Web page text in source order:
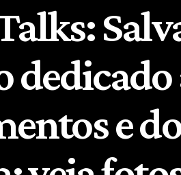
dedicado
e